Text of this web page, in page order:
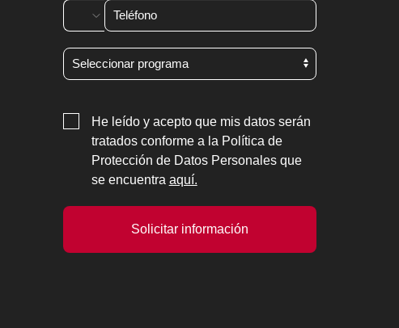
He leído y acepto que mis datos serán
tratados conforme a la Política de
Protección de Datos Personales que
se encuentra aquí.
Solicitar información